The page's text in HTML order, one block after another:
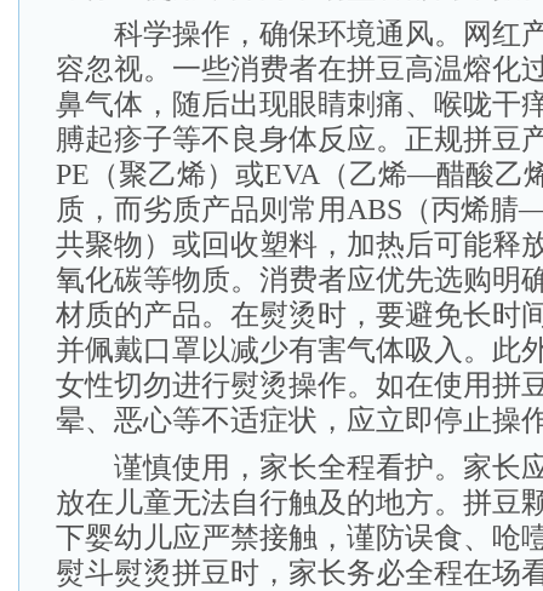
科学操作，确保环境通风。网红
容忽视。一些消费者在拼豆高温熔化
鼻气体，随后出现眼睛刺痛、喉咙干
膊起疹子等不良身体反应。正规拼豆
PE（聚乙烯）或EVA（乙烯—醋酸乙
质，而劣质产品则常用ABS（丙烯
共聚物）或回收塑料，加热后可能释
氧化碳等物质。消费者应优先选购明
材质的产品。在熨烫时，要避免长时
并佩戴口罩以减少有害气体吸入。此
女性切勿进行熨烫操作。如在使用拼
晕、恶心等不适症状，应立即停止操
谨慎使用，家长全程看护。家长
放在儿童无法自行触及的地方。拼豆
下婴幼儿应严禁接触，谨防误食、呛
熨斗熨烫拼豆时，家长务必全程在场